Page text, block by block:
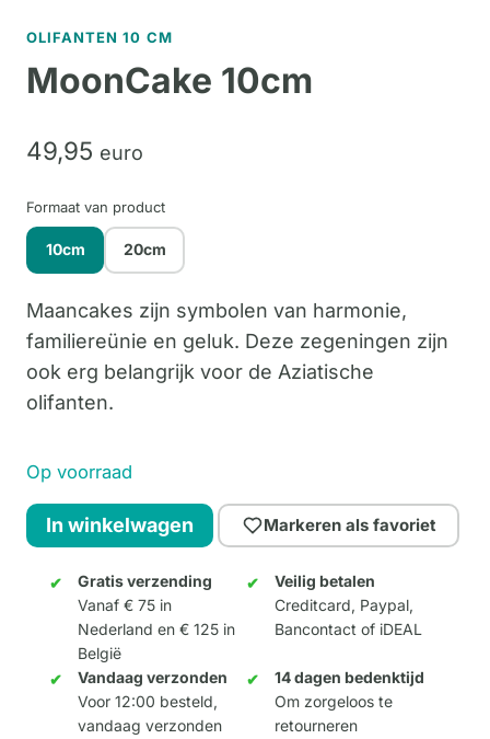
OLIFANTEN 10 CM
MoonCake 10cm
49,95 euro
Formaat van product
10cm 20cm
Maancakes zijn symbolen van harmonie,
familiereünie en geluk. Deze zegeningen zijn
ook erg belangrijk voor de Aziatische
olifanten.
Op voorraad
MoonCake
10cm
aantal
In winkelwagen Markeren als favoriet
Gratis verzending
Vanaf € 75 in
Nederland en € 125 in
België
Veilig betalen
Creditcard, Paypal,
Bancontact of iDEAL
Vandaag verzonden
Voor 12:00 besteld,
vandaag verzonden
14 dagen bedenktijd
Om zorgeloos te
retourneren